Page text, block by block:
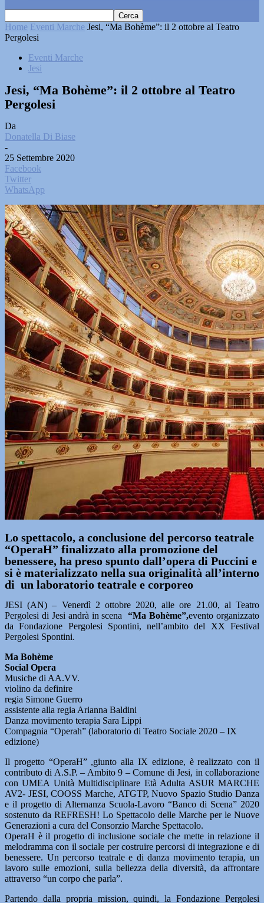
Home Eventi Marche Jesi, “Ma Bohème”: il 2 ottobre al Teatro
Pergolesi
Eventi Marche
Jesi
Jesi, “Ma Bohème”: il 2 ottobre al Teatro
Pergolesi
Da
Donatella Di Biase
-
25 Settembre 2020
Facebook
Twitter
WhatsApp
Lo spettacolo, a conclusione del percorso teatrale
“OperaH” finalizzato alla promozione del
benessere, ha preso spunto dall’opera di Puccini e
si è materializzato nella sua originalità all’interno
di un laboratorio teatrale e corporeo
JESI (AN) – Venerdì 2 ottobre 2020, alle ore 21.00, al Teatro
Pergolesi di Jesi andrà in scena“Ma Bohème”,evento organizzato
da Fondazione Pergolesi Spontini, nell’ambito del XX Festival
Pergolesi Spontini.
Ma Bohème
Social Opera
Musiche di AA.VV.
violino da definire
regia Simone Guerro
assistente alla regia Arianna Baldini
Danza movimento terapia Sara Lippi
Compagnia “Operah” (laboratorio di Teatro Sociale 2020 – IX
edizione)
Il progetto “OperaH” ,giunto alla IX edizione, è realizzato con il
contributo di A.S.P. – Ambito 9 – Comune di Jesi, in collaborazione
con UMEA Unità Multidisciplinare Età Adulta ASUR MARCHE
AV2- JESI, COOSS Marche, ATGTP, Nuovo Spazio Studio Danza
e il progetto di Alternanza Scuola-Lavoro “Banco di Scena” 2020
sostenuto da REFRESH! Lo Spettacolo delle Marche per le Nuove
Generazioni a cura del Consorzio Marche Spettacolo.
OperaH è il progetto di inclusione sociale che mette in relazione il
melodramma con il sociale per costruire percorsi di integrazione e di
benessere. Un percorso teatrale e di danza movimento terapia, un
lavoro sulle emozioni, sulla bellezza della diversità, da affrontare
attraverso “un corpo che parla”.
Partendo dalla propria mission, quindi, la Fondazione Pergolesi